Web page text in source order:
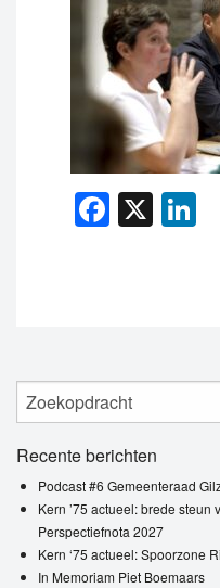
X
Recente berichten
Podcast #6 Gemeenteraad
Kern ’75 actueel: brede
Perspectiefnota 2027
Kern ‘75 actueel: Spoorzone
In Memoriam Piet Boemaars